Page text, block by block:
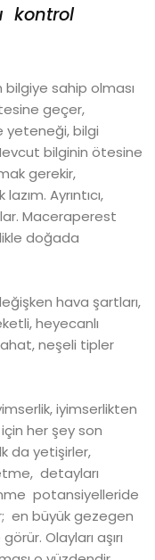
kontrol
bilgiye sahip olması
geçer,
yeteneği, bilgi
bilginin ötesine
gerekir,
Ayrıntıcı,
Maceraperest
doğada
hava şartları,
heyecanlı
neşeli tipler
iyimserlikten
her şey son
da yetişirler,
detayları
potansiyelleride
en büyük gezegen
Olayları aşırı